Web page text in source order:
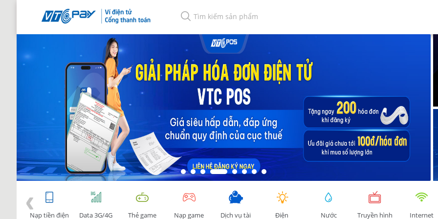
Nạp tiền điện
Data 3G/4G Thẻ game Nạp game
Dịch vụ tài
Điện Nước Truyền hình Internet